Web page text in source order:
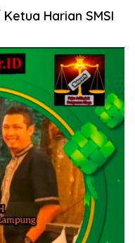
Harian SMSI